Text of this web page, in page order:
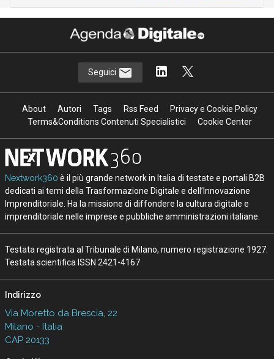
Seguici
About Autori Tags Rss Feed
Privacy e Cookie Policy
Terms&Conditions Contenuti Specialistici
Cookie Center
Nextwork360 è il più grande network in Italia di testate e portali B2B
dedicati ai temi della Trasformazione Digitale e dell’Innovazione
Imprenditoriale. Ha la missione di diffondere la cultura digitale e
imprenditoriale nelle imprese e pubbliche amministrazioni italiane.
Testata registrata al Tribunale di Milano, numero registrazione 1927.
Testata scientifica ISSN 2421-4167
Indirizzo
Via Moretto da Brescia, 22
Milano - Italia
CAP 20133